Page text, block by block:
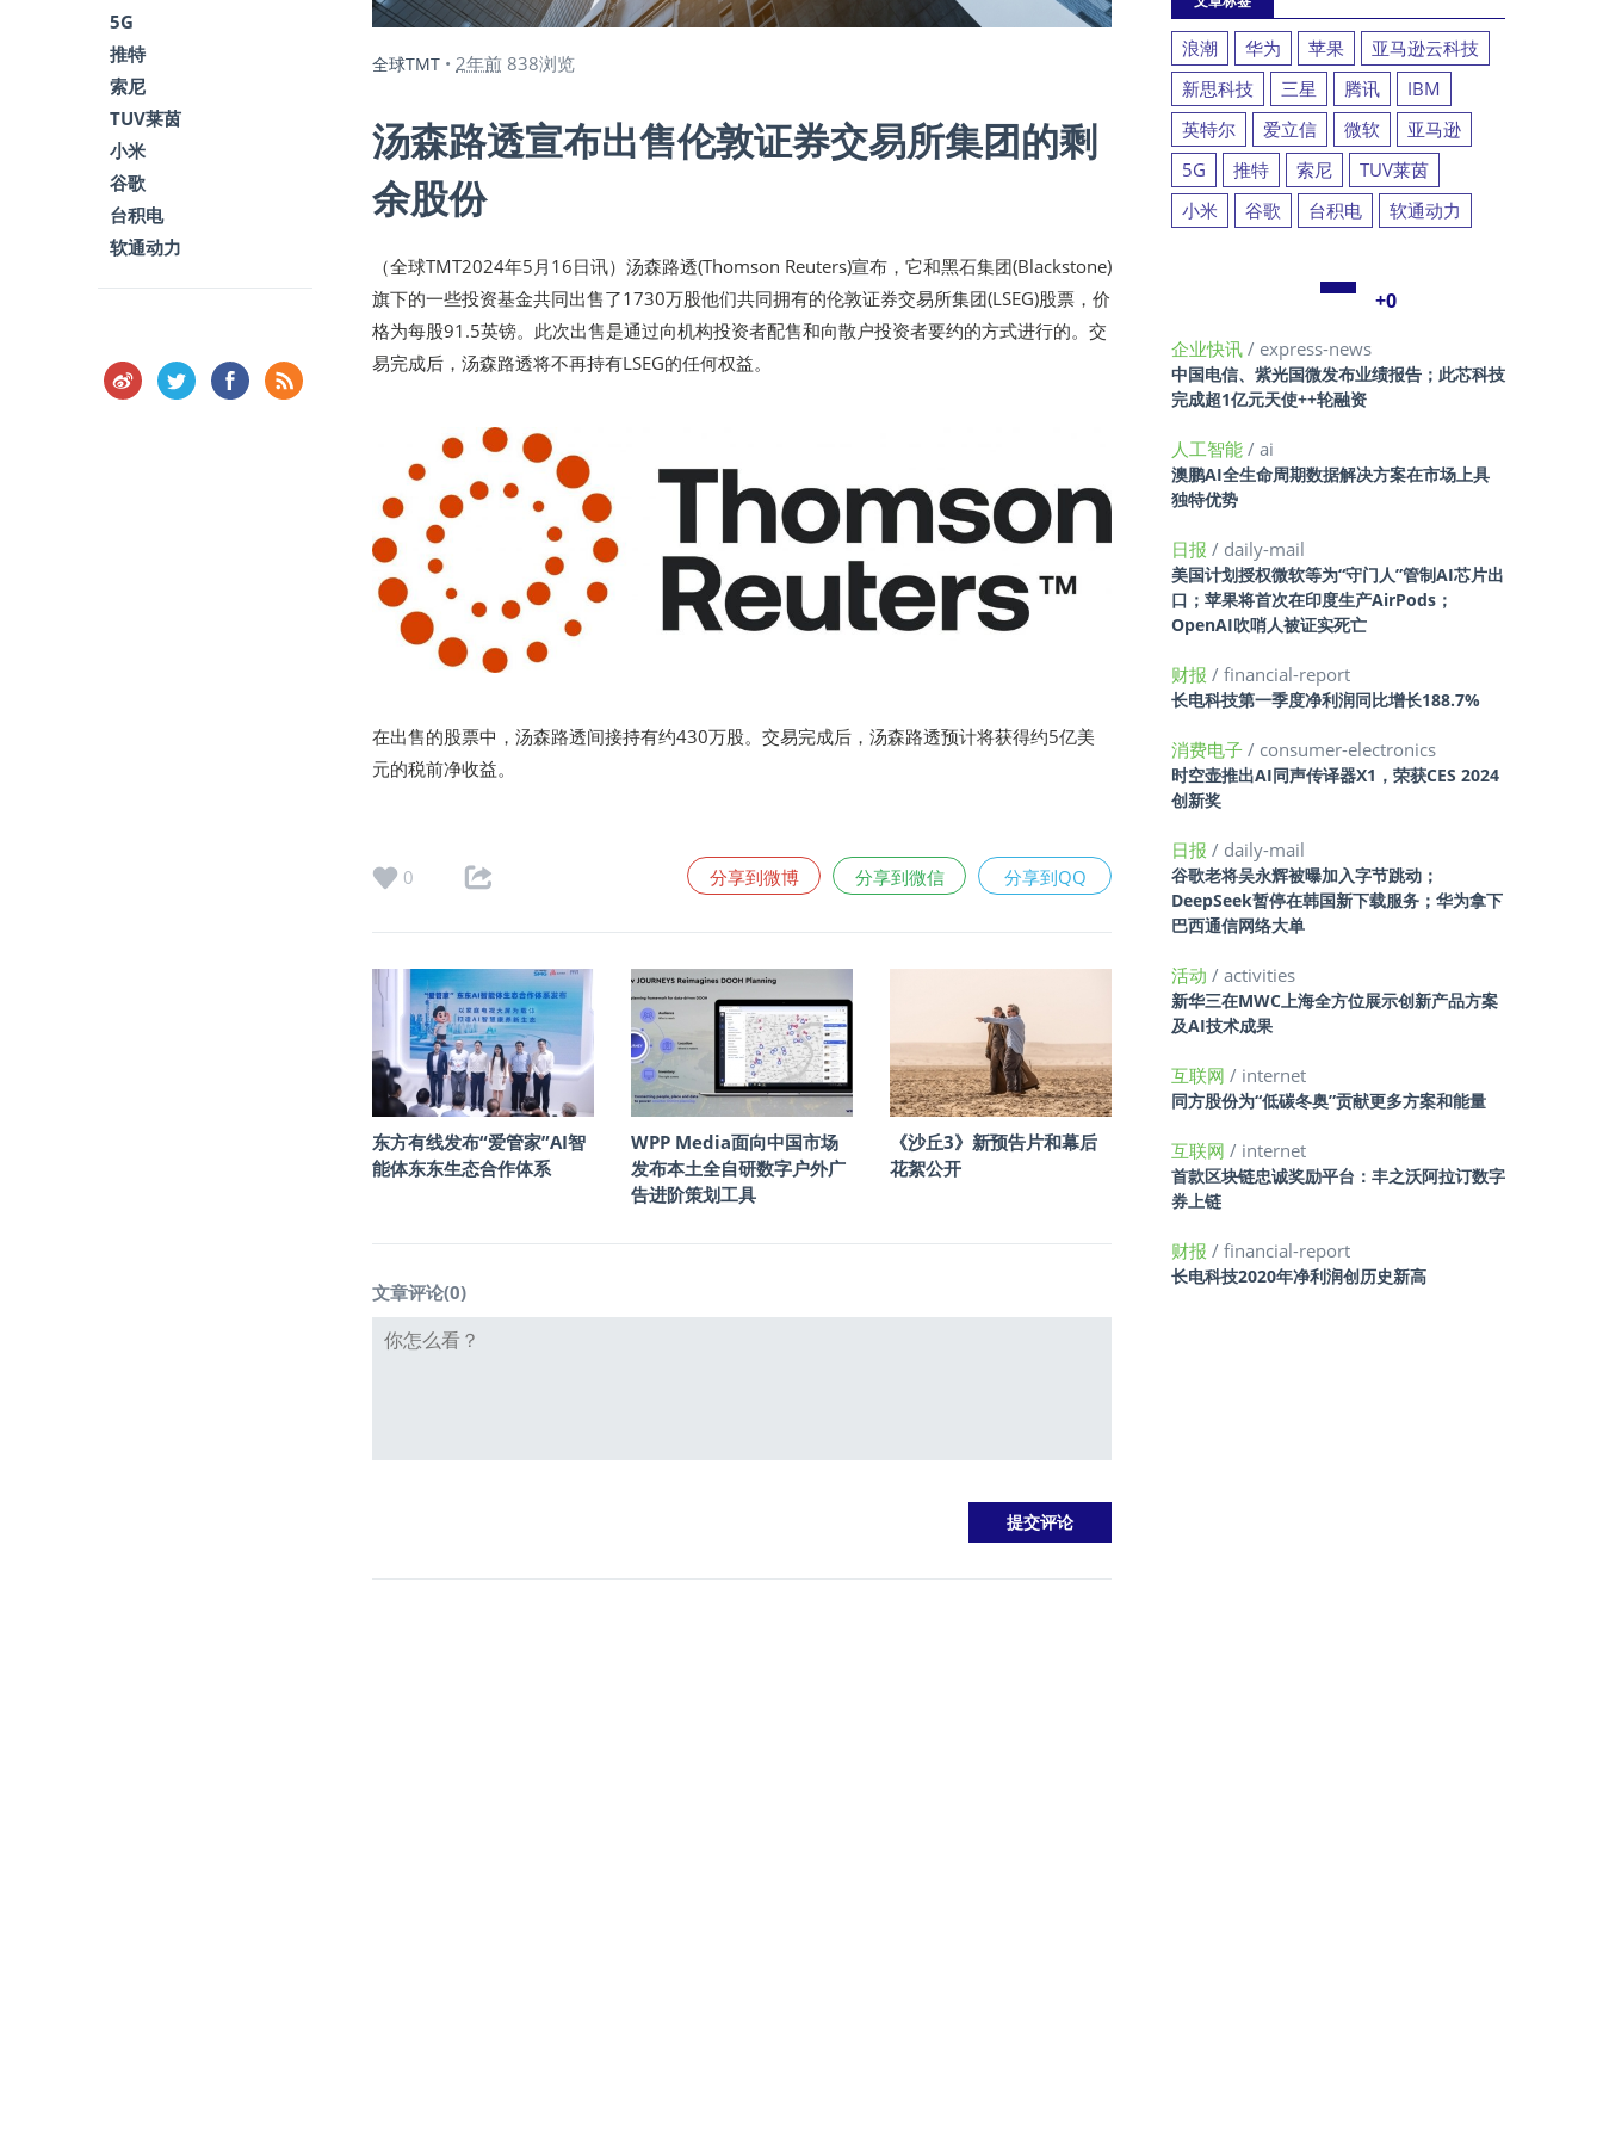
全球TMT • 2年前 838浏览
汤森路透宣布出售伦敦证券交易所集团的剩
余股份
（全球TMT2024年5月16日讯）汤森路透(Thomson Reuters)宣布，它和黑石集团(Blackstone)
旗下的一些投资基金共同出售了1730万股他们共同拥有的伦敦证券交易所集团(LSEG)股票，价
格为每股91.5英镑。此次出售是通过向机构投资者配售和向散户投资者要约的方式进行的。交
易完成后，汤森路透将不再持有LSEG的任何权益。
在出售的股票中，汤森路透间接持有约430万股。交易完成后，汤森路透预计将获得约5亿美
元的税前净收益。
0 分享到微博 分享到微信 分享到QQ
东方有线发布“爱管家”AI智
能体东东生态合作体系
WPP Media面向中国市场
发布本土全自研数字户外广
告进阶策划工具
《沙丘3》新预告片和幕后
花絮公开
文章评论(0)
5G
推特
索尼
TUV莱茵
小米
谷歌
台积电
软通动力
浪潮 华为 苹果
亚马逊云科技
新思科技
三星 腾讯
IBM
英特尔
爱立信 微软
亚马逊
5G
推特 索尼
TUV莱茵
小米
谷歌 台积电 软通动力
+0
企业快讯 / express-news
中国电信、紫光国微发布业绩报告；此芯科技
完成超1亿元天使++轮融资
人工智能 / ai
澳鹏AI全生命周期数据解决方案在市场上具
独特优势
日报 / daily-mail
美国计划授权微软等为“守门人”管制AI芯片出
口；苹果将首次在印度生产AirPods；
OpenAI吹哨人被证实死亡
财报 / financial-report
长电科技第一季度净利润同比增长188.7%
消费电子 / consumer-electronics
时空壶推出AI同声传译器X1，荣获CES 2024
创新奖
日报 / daily-mail
谷歌老将吴永辉被曝加入字节跳动；
DeepSeek暂停在韩国新下载服务；华为拿下
巴西通信网络大单
活动 / activities
新华三在MWC上海全方位展示创新产品方案
及AI技术成果
互联网 / internet
同方股份为“低碳冬奥”贡献更多方案和能量
互联网 / internet
首款区块链忠诚奖励平台：丰之沃阿拉订数字
券上链
财报 / financial-report
长电科技2020年净利润创历史新高